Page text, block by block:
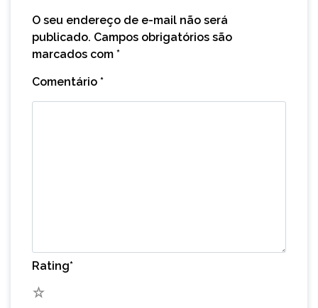
O seu endereço de e-mail não será
publicado. Campos obrigatórios são
marcados com *
Comentário *
Rating*